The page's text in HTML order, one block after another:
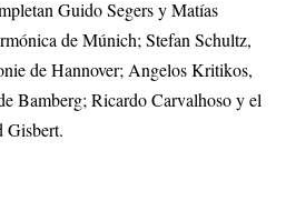
Guido Segers y Matías
de Múnich; Stefan Schultz,
de Hannover; Angelos Kritikos,
Bamberg; Ricardo Carvalhoso y el
Gisbert.